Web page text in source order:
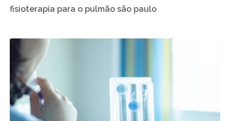
fisioterapia para o pulmão são paulo